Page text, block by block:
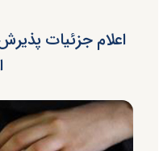
اعلام جزئیات